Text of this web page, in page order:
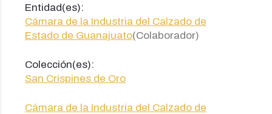
Entidad(es):
Cámara de la Industria del Calzado de
Estado de Guanajuato(Colaborador)
Colección(es):
San Crispines de Oro
Cámara de la Industria del Calzado de